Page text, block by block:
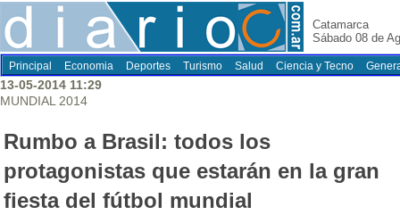
Catamarca
Sábado 08 de
Principal Economia Deportes Turismo Salud Ciencia y Tecno
13-05-2014 11:29
MUNDIAL 2014
Rumbo a Brasil: todos los
protagonistas que estarán en la gran
fiesta del fútbol mundial